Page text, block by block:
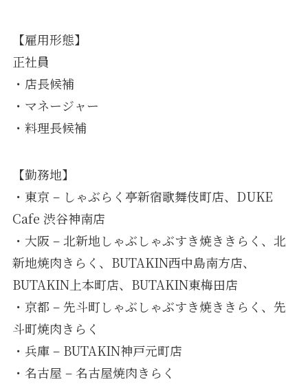
【雇用形態】
正社員
・店長候補
・マネージャー
・料理長候補
【勤務地】
・東京 – しゃぶらく亭新宿歌舞伎町店、DUKE
Cafe 渋谷神南店
・大阪 – 北新地しゃぶしゃぶすき焼ききらく、北
新地焼肉きらく、BUTAKIN西中島南方店、
BUTAKIN上本町店、BUTAKIN東梅田店
・京都 – 先斗町しゃぶしゃぶすき焼ききらく、先
斗町焼肉きらく
・兵庫 – BUTAKIN神戸元町店
・名古屋 – 名古屋焼肉きらく